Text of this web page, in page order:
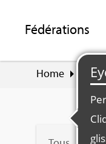
Fédé­ra­tions
Home